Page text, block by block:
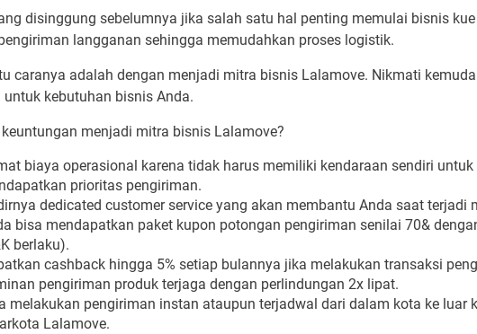
disinggung sebelumnya jika salah satu hal penting memulai bisnis
langganan sehingga memudahkan proses logistik.
caranya adalah dengan menjadi mitra bisnis Lalamove. Nikmati
kebutuhan bisnis Anda.
menjadi mitra bisnis Lalamove?
biaya operasional karena tidak harus memiliki kendaraan sendiri
prioritas pengiriman.
dedicated customer service yang akan membantu Anda saat terjadi
bisa mendapatkan paket kupon potongan pengiriman senilai 70&
berlaku).
cashback hingga 5% setiap bulannya jika melakukan transaksi
pengiriman produk terjaga dengan perlindungan 2x lipat.
melakukan pengiriman instan ataupun terjadwal dari dalam kota ke luar
Lalamove.